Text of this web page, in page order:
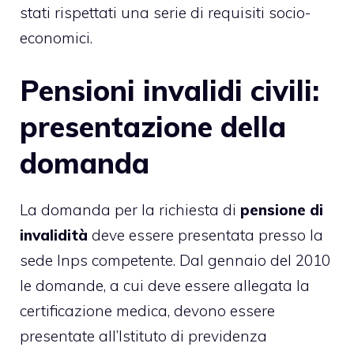
stati rispettati una serie di requisiti socio-
economici.
Pensioni invalidi civili:
presentazione della
domanda
La domanda per la richiesta di pensione di
invalidità deve essere presentata presso la
sede Inps competente. Dal gennaio del 2010
le domande, a cui deve essere allegata la
certificazione medica, devono essere
presentate all’Istituto di previdenza